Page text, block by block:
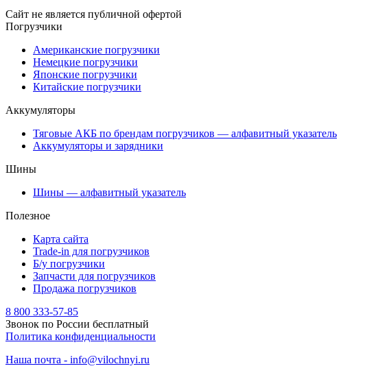
Сайт не является публичной офертой
Погрузчики
Американские погрузчики
Немецкие погрузчики
Японские погрузчики
Китайские погрузчики
Аккумуляторы
Тяговые АКБ по брендам погрузчиков — алфавитный указатель
Аккумуляторы и зарядники
Шины
Шины — алфавитный указатель
Полезное
Карта сайта
Trade-in для погрузчиков
Б/у погрузчики
Запчасти для погрузчиков
Продажа погрузчиков
8 800 333-57-85
Звонок по России бесплатный
Политика конфиденциальности
Наша почта - info@vilochnyi.ru